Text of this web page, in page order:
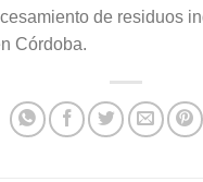
de residuos
Córdoba.